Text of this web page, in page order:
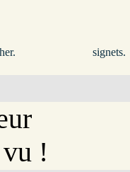
signets.
!